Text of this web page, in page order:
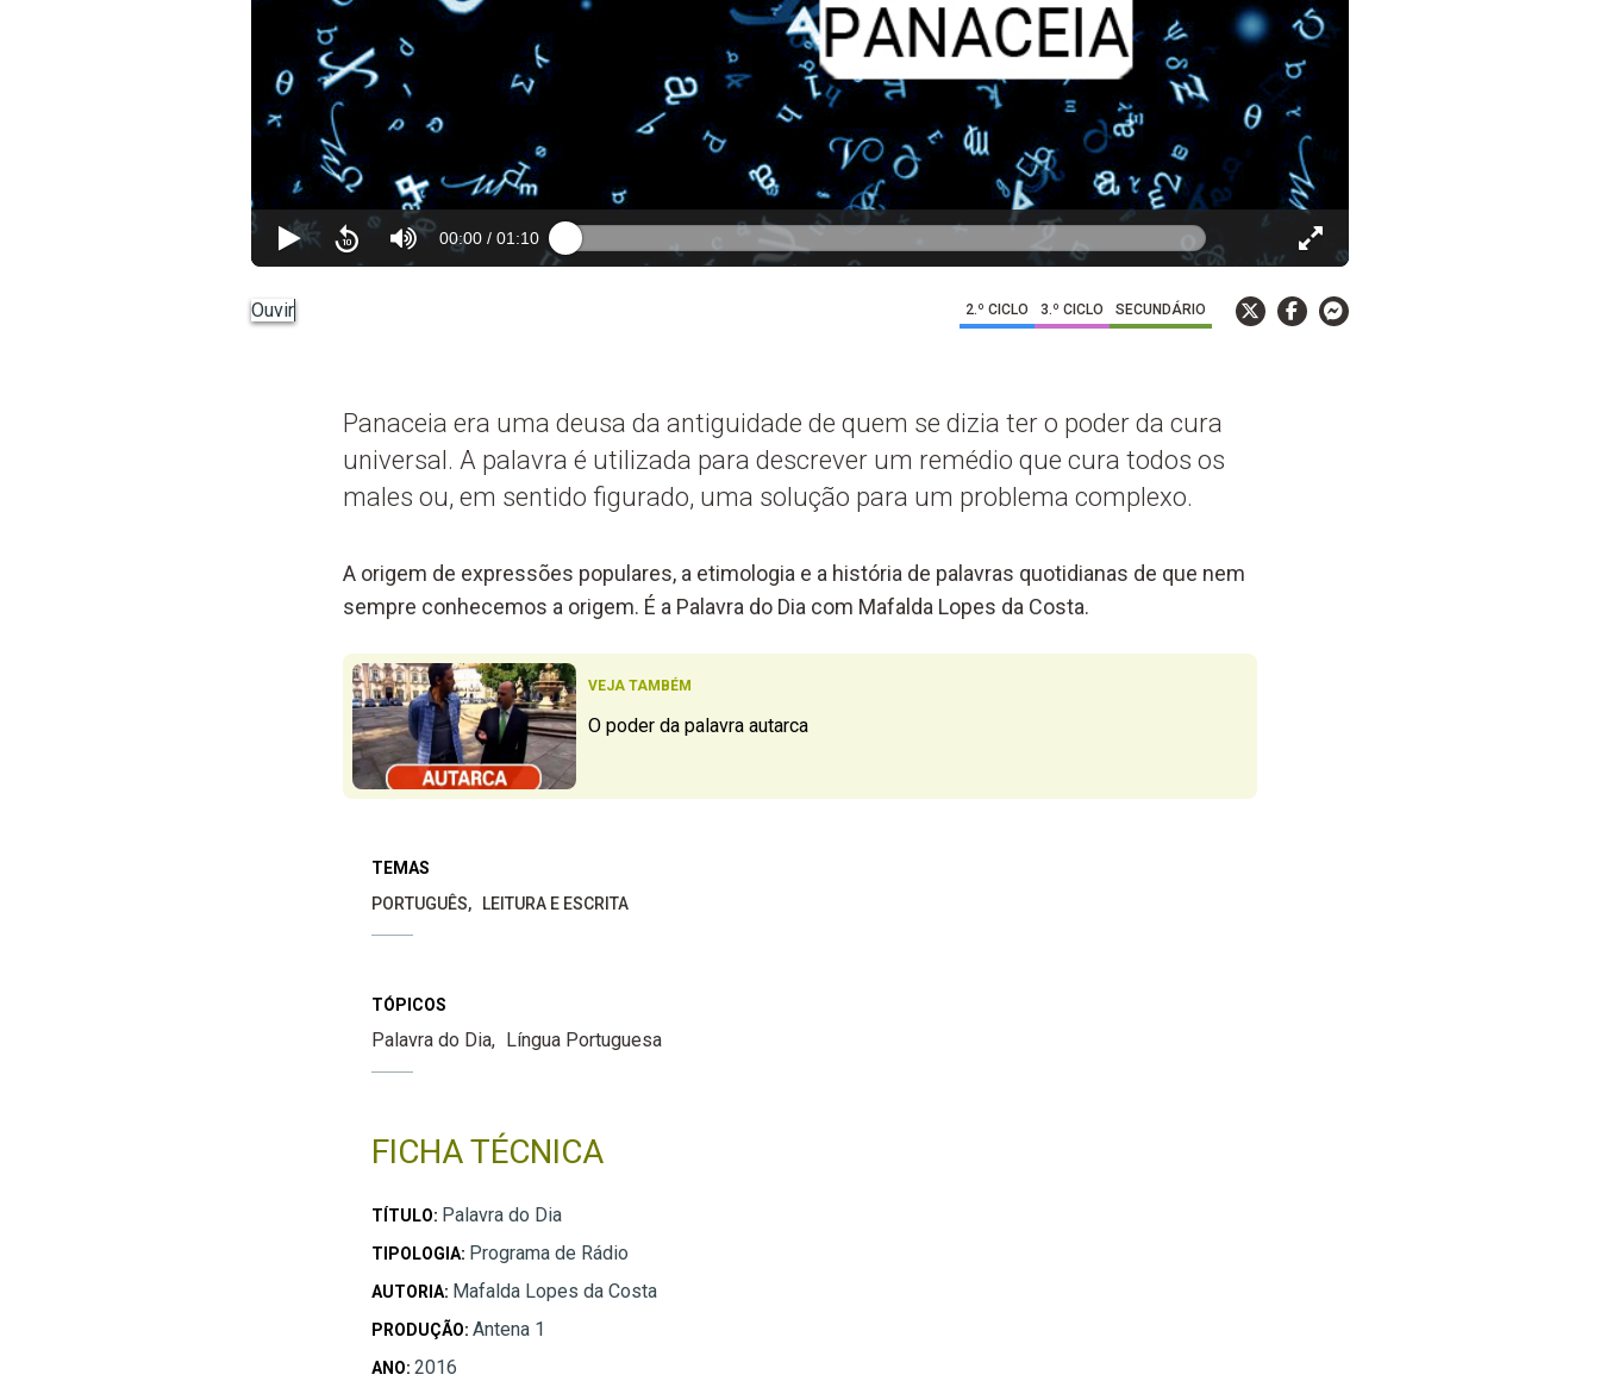
00:00 / 01:10
Ouvir 2.º CICLO 3.º CICLO SECUNDÁRIO
Panaceia era uma deusa da antiguidade de quem se dizia ter o poder da cura
universal. A palavra é utilizada para descrever um remédio que cura todos os
males ou, em sentido figurado, uma solução para um problema complexo.
A origem de expressões populares, a etimologia e a história de palavras quotidianas de que nem
sempre conhecemos a origem. É a Palavra do Dia com Mafalda Lopes da Costa.
VEJA TAMBÉM
O poder da palavra autarca
TEMAS
PORTUGUÊS
LEITURA E ESCRITA
TÓPICOS
Palavra do Dia Língua Portuguesa
FICHA TÉCNICA
TÍTULO: Palavra do Dia
TIPOLOGIA: Programa de Rádio
AUTORIA: Mafalda Lopes da Costa
PRODUÇÃO: Antena 1
ANO: 2016